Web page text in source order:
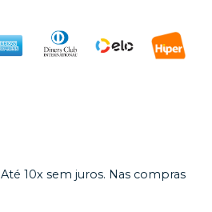
Até 10x sem juros. Nas compras